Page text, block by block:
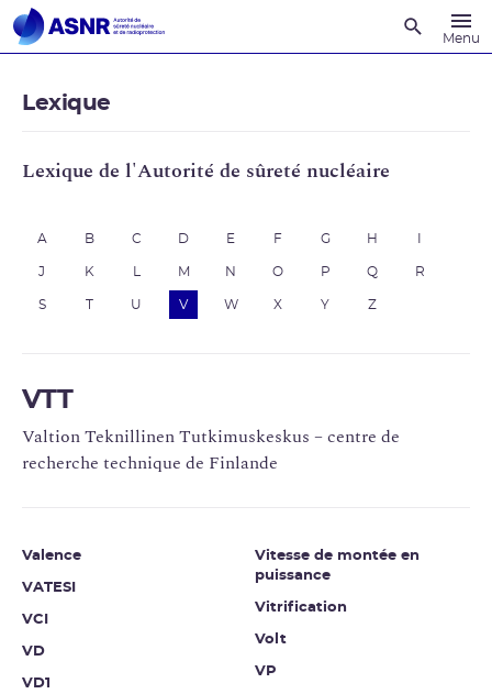
Menu
Lexique
Lexique de l'Autorité de sûreté nucléaire
A B C D E F G H
J K M N O P Q R
S U V W X Y Z
VTT
Valtion Teknillinen Tutkimuskeskus – centre de
recherche technique de Finlande
Valence
VATESI
VCI
VD
VD1
Vitesse de montée en
puissance
Vitrification
Volt
VP